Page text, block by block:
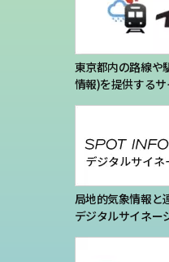
東京都内の路線や
情報)を提供するサ
局地的気象情報と
デジタルサイネー